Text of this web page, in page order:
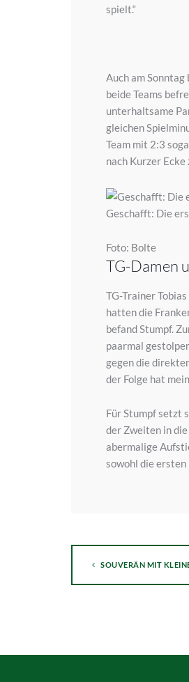
spielt.“
Auch am
beide Teams
unterhaltsame
gleichen
Team mit 2:3
nach Kurzer
Geschafft: Die
Foto: Bolte
TG-Damen
TG-Trainer
hatten die
befand Stumpf.
paarmal
gegen die
der Folge hat
Für Stumpf setzt
der Zweiten in
abermalige
sowohl die ersten
SOUVERÄN MIT